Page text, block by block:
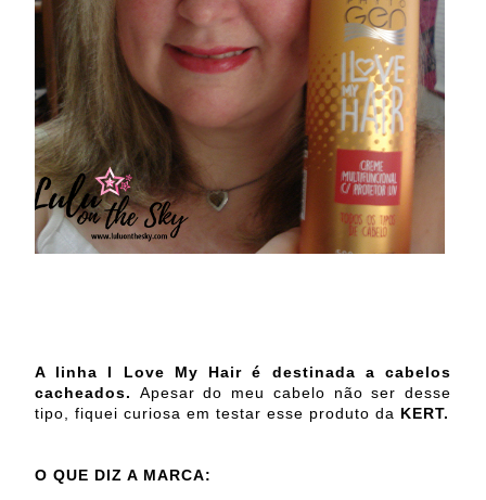
A linha I Love My Hair é destinada a cabelos
cacheados. Apesar do meu cabelo não ser desse
tipo,
fiquei curiosa em testar esse produto da KERT.
O QUE DIZ A MARCA: